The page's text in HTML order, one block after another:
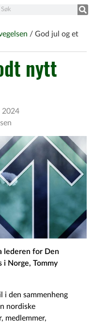
/ God jul og et
nytt
2024
lederen for Den
i Norge, Tommy
i den sammenheng
nordiske
medlemmer,